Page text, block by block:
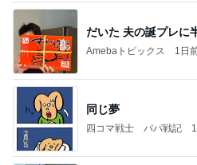
だいた 夫の誕プレに
Amebaトピックス 1日
同じ夢
四コマ戦士 パパ戦記